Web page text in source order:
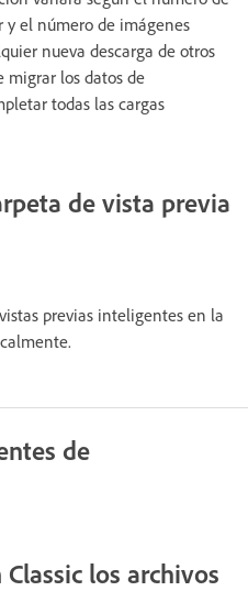
y el número de imágenes
nueva descarga de otros
migrar los datos de
todas las cargas
de vista previa
previas inteligentes en la
de
los archivos